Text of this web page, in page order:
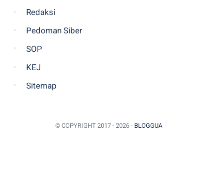
Redaksi
Pedoman Siber
SOP
KEJ
Sitemap
© COPYRIGHT 2017 - 2026 - BLOGGUA